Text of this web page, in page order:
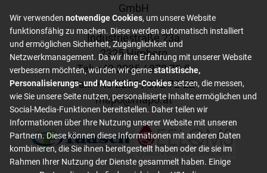
GmbH
Industriestraße 23a
2325 Himberg
Tel: +43 2235 / 872 72-0
Fax: +43 2235 / 872 72-22
mapo@mapo.at
Wir verwenden notwendige Cookies, um unsere Website
funktionsfähig zu machen. Diese werden automatisch installiert
und ermöglichen Sicherheit, Zugänglichkeit und
Netzwerkmanagement. Da wir Ihre Erfahrung mit unserer Website
verbessern möchten, würden wir gernestatistische,
Personalisierungs- und Marketing-Cookiessetzen, die messen,
wie Sie unsere Seite nutzen, personalisierte Inhalte ermöglichen und
Social-Media-Funktionen bereitstellen. Daher teilen wir
Informationen über Ihre Nutzung unserer Website mit unseren
Partnern. Diese können diese Informationen mit anderen Daten
kombinieren, die Sie ihnen bereitgestellt haben oder die sie im
Rahmen Ihrer Nutzung der Dienste gesammelt haben. Einige